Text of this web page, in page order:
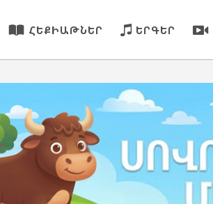
ՀԵՔԻԱԹՆԵՐ ԵՐԳԵՐ